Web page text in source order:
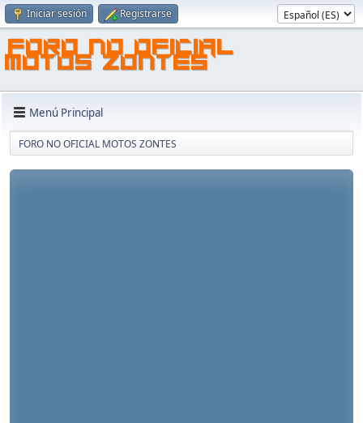
Iniciar sesión Registrarse
FORO NO OFICIAL
MOTOS ZONTES
Menú Principal
FORO NO OFICIAL MOTOS ZONTES